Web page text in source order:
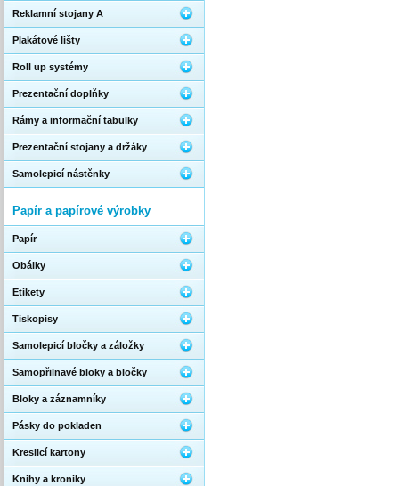
Reklamní stojany A
Plakátové lišty
Roll up systémy
Prezentační doplňky
Rámy a informační tabulky
Prezentační stojany a držáky
Samolepicí nástěnky
Papír a papírové výrobky
Papír
Obálky
Etikety
Tiskopisy
Samolepicí bločky a záložky
Samopřilnavé bloky a bločky
Bloky a záznamníky
Pásky do pokladen
Kreslicí kartony
Knihy a kroniky